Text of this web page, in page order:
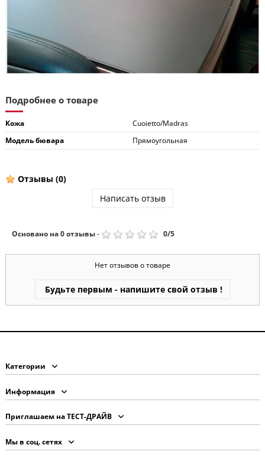
Подробнее о товаре
Кожа
Cuoietto/Madras
Модель бювара
Прямоугольная
Отзывы (0)
Написать отзыв
Основано на0отзывы- 0/5
Нет отзывов о товаре
Будьте первым - напишите свой отзыв !
Категории
Информация
Приглашаем на ТЕСТ-ДРАЙВ
Мы в соц. сетях